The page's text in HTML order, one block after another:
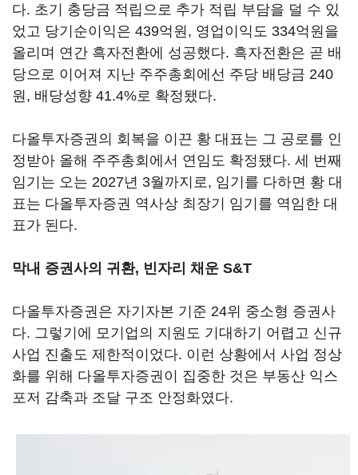
다. 초기 충당금 적립으로 추가 적립 부담을 덜 수 있
었고 당기순이익은 439억원, 영업이익도 334억원을
올리며 연간 흑자전환에 성공했다. 흑자전환은 곧 배
당으로 이어져 지난 주주총회에선 주당 배당금 240
원, 배당성향 41.4%로 확정됐다.
다올투자증권의 회복을 이끈 황 대표는 그 공로를 인
정받아 올해 주주총회에서 연임도 확정됐다. 세 번째
임기는 오는 2027년 3월까지로, 임기를 다하면 황 대
표는 다올투자증권 역사상 최장기 임기를 역임한 대
표가 된다.
막내 증권사의 귀환, 빈자리 채운 S&T
다올투자증권은 자기자본 기준 24위 중소형 증권사
다. 그렇기에 모기업의 지원도 기대하기 어렵고 신규
사업 진출도 제한적이었다. 이런 상황에서 사업 정상
화를 위해 다올투자증권이 집중한 것은 부동산 익스
포저 감축과 조달 구조 안정화였다.